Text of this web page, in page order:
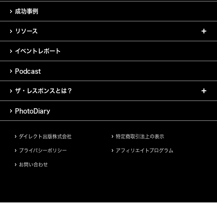
成功事例
リソース
イベントレポート
Podcast
ザ・レスポンスとは？
PhotoDiary
ダイレクト出版株式会社 特定商取引法上の表示
プライバシーポリシー アフィリエイトプログラム
お問い合わせ